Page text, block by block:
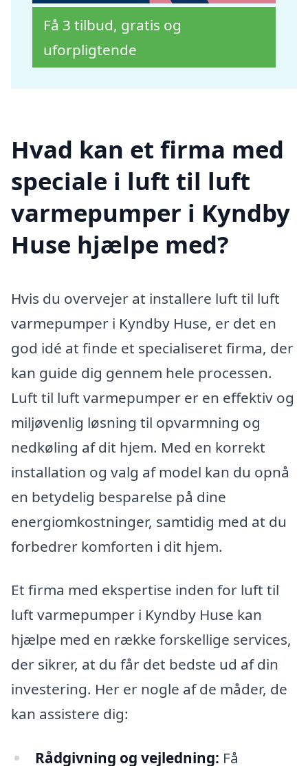
Få 3 tilbud, gratis og
uforpligtende
Hvad kan et firma med
speciale i luft til luft
varmepumper i Kyndby
Huse hjælpe med?
Hvis du overvejer at installere luft til luft
varmepumper i Kyndby Huse, er det en
god idé at finde et specialiseret firma, der
kan guide dig gennem hele processen.
Luft til luft varmepumper er en effektiv og
miljøvenlig løsning til opvarmning og
nedkøling af dit hjem. Med en korrekt
installation og valg af model kan du opnå
en betydelig besparelse på dine
energiomkostninger, samtidig med at du
forbedrer komforten i dit hjem.
Et firma med ekspertise inden for luft til
luft varmepumper i Kyndby Huse kan
hjælpe med en række forskellige services,
der sikrer, at du får det bedste ud af din
investering. Her er nogle af de måder, de
kan assistere dig:
Rådgivning og vejledning: Få